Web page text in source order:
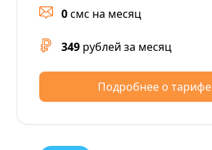
0смс на месяц
349 рублей за месяц
Подробнее о тарифе